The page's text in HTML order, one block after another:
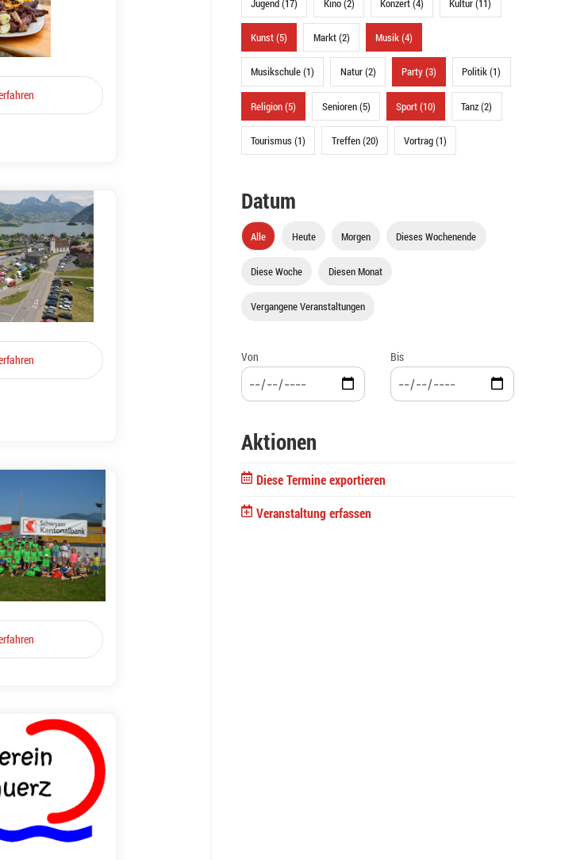
Jugend (17) Kino (2) Konzert (4) Kultur (11)
Kunst (5) Markt (2) Musik (4)
Musikschule (1) Natur (2) Party (3) Politik (1)
Religion (5) Senioren (5) Sport (10) Tanz (2)
Tourismus (1) Treffen (20) Vortrag (1)
Datum
Alle Heute Morgen Dieses Wochenende
Diese Woche Diesen Monat
Vergangene Veranstaltungen
Von Bis
Aktionen
Diese Termine exportieren
Veranstaltung erfassen